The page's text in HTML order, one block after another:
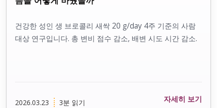
건강한 성인 생 브로콜리 새싹 20 g/day 4주 기준의 사람
대상 연구입니다. 총 변비 점수 감소, 배변 시도 시간 감소.
2026.03.23 3분 읽기 자세히 보기